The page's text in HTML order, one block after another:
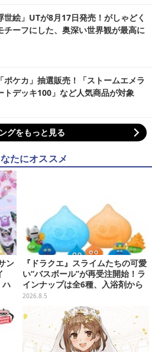
世絵」UTが8月17日発売！がしゃどく
チーフにした、奥深い世界観が最高に
ポケカ」抽選販売！「ストームエメラ
トデッキ100」など人気商品が対象
グをもっと見る
たにオススメ
ン
ハ
『ドラクエ』スライムたちの可愛
い“バスボール”が再受注開始！ラ
インナップは全6種、入浴剤から
モンスターのフィギュアが出てく
2026.8.5